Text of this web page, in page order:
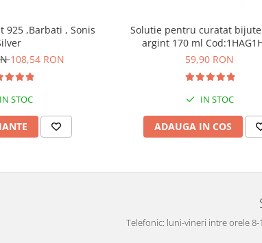
,Barbati , Sonis
108,54 RON
IN STOC
Solutie pentru curatat
argint 170 ml
59,90 RON
IN STOC
ADAUGA IN COS
Telefonic: luni-vineri intre orele